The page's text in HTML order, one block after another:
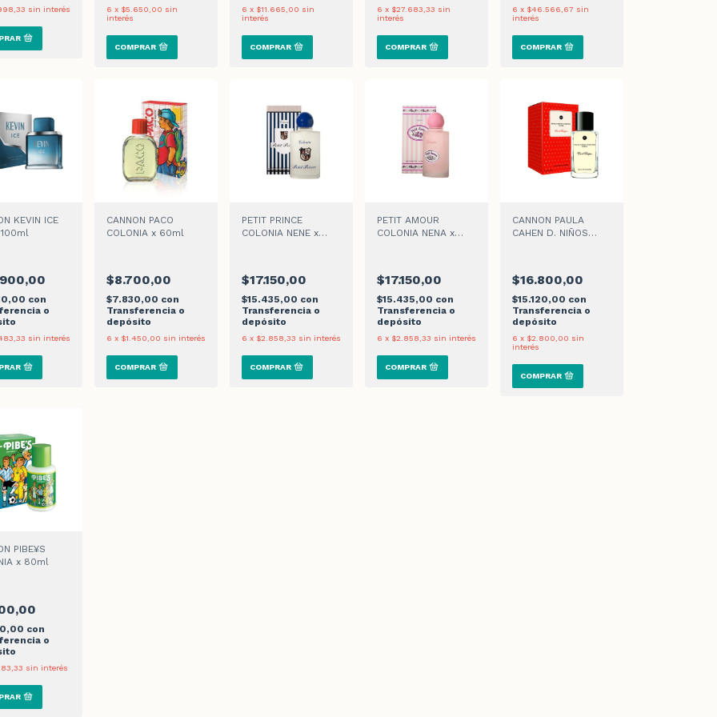
sin interés 6 x $5.650,00 sin
interés
6 x $11.665,00 sin
interés
6 x $27.683,33 sin
interés
6 x $46.566,67 sin
interés
KEVIN ICE
con
o
sin interés
CANNON PACO
COLONIA x 60ml
$8.700,00
$7.830,00 con
Transferencia o
depósito
6 x $1.450,00 sin interés
PETIT PRINCE
COLONIA NENE x
$17.150,00
$15.435,00 con
Transferencia o
depósito
6 x $2.858,33 sin interés
PETIT AMOUR
COLONIA NENA x
$17.150,00
$15.435,00 con
Transferencia o
depósito
6 x $2.858,33 sin interés
CANNON PAULA
CAHEN D. NIÑOS
$16.800,00
$15.120,00 con
Transferencia o
depósito
6 x $2.800,00 sin
interés
PIBE¥S
x 80ml
con
o
sin interés